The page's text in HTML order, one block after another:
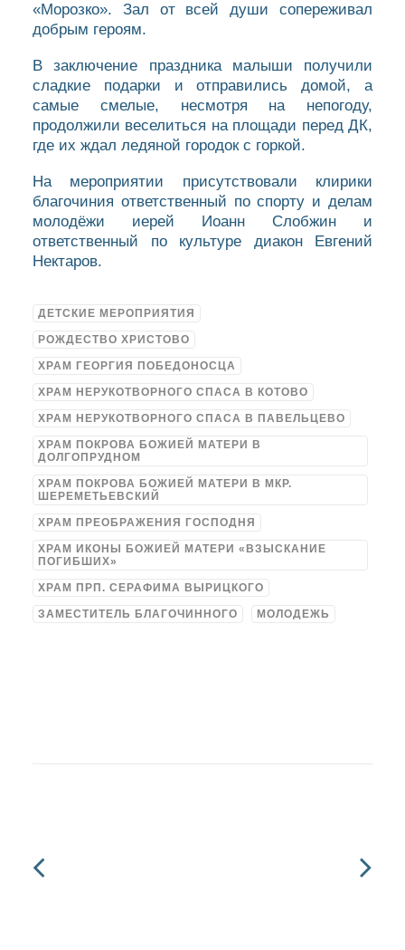
«Морозко». Зал от всей души сопереживал
добрым героям.
В заключение праздника малыши получили
сладкие подарки и отправились домой, а
самые смелые, несмотря на непогоду,
продолжили веселиться на площади перед ДК,
где их ждал ледяной городок с горкой.
На мероприятии присутствовали клирики
благочиния ответственный по спорту и делам
молодёжи иерей Иоанн Слобжин и
ответственный по культуре диакон Евгений
Нектаров.
ДЕТСКИЕ МЕРОПРИЯТИЯ
РОЖДЕСТВО ХРИСТОВО
ХРАМ ГЕОРГИЯ ПОБЕДОНОСЦА
ХРАМ НЕРУКОТВОРНОГО СПАСА В КОТОВО
ХРАМ НЕРУКОТВОРНОГО СПАСА В ПАВЕЛЬЦЕВО
ХРАМ ПОКРОВА БОЖИЕЙ МАТЕРИ В
ДОЛГОПРУДНОМ
ХРАМ ПОКРОВА БОЖИЕЙ МАТЕРИ В МКР.
ШЕРЕМЕТЬЕВСКИЙ
ХРАМ ПРЕОБРАЖЕНИЯ ГОСПОДНЯ
ХРАМ ИКОНЫ БОЖИЕЙ МАТЕРИ «ВЗЫСКАНИЕ
ПОГИБШИХ»
ХРАМ ПРП. СЕРАФИМА ВЫРИЦКОГО
ЗАМЕСТИТЕЛЬ БЛАГОЧИННОГО МОЛОДЕЖЬ